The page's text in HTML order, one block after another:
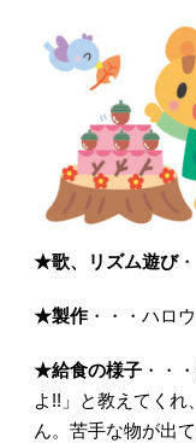
★歌、リズム遊び
★製作・・・ハロ
★給食の様子・・
よ!!」と教えてくれ
ん。苦手な物が出